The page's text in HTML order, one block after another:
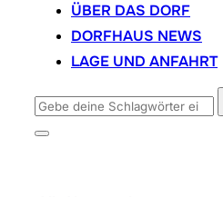
ÜBER DAS DORF
DORFHAUS NEWS
LAGE UND ANFAHRT
Suchen
nach:
Seitenleiste